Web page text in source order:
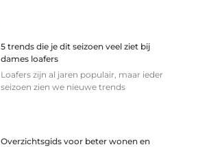
5 trends die je dit seizoen veel ziet bij
dames loafers
Loafers zijn al jaren populair, maar ieder
seizoen zien we nieuwe trends
Overzichtsgids voor beter wonen en